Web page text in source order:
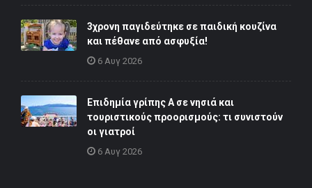
3χρονη παγιδεύτηκε σε παιδική κουζίνα
και πέθανε από ασφυξία!
6 Αυγ 2026
Επιδημία γρίπης Α σε νησιά και
τουριστικούς προορισμούς: τι συνιστούν
οι γιατροί
6 Αυγ 2026